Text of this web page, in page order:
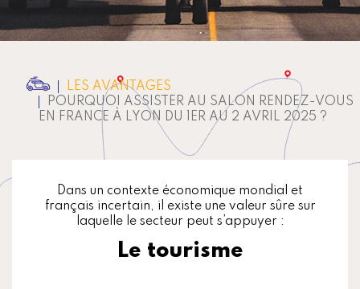
LES AVANTAGES
POURQUOI ASSISTER AU SALON RENDEZ-VOUS
EN FRANCE À LYON DU 1ER AU 2 AVRIL 2025 ?
Dans un contexte économique mondial et
français incertain, il existe une valeur sûre sur
laquelle le secteur peut s’appuyer :
Le tourisme